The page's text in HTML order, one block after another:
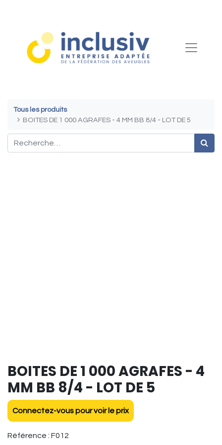
Tous les produits
BOITES DE 1 000 AGRAFES - 4 MM BB 8/4 - LOT DE 5
BOITES DE 1 000 AGRAFES - 4
MM BB 8/4 - LOT DE 5
Connectez-vous pour voir le prix
Référence : F012